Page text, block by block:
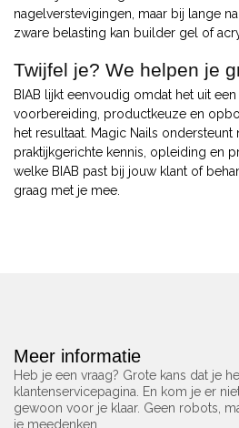
nagelverstevigingen, maar bij lange
zware belasting kan builder gel of
Twijfel je? We helpen je
BIAB lijkt eenvoudig omdat het uit
voorbereiding, productkeuze en
het resultaat. Magic Nails
praktijkgerichte kennis, opleiding en
welke BIAB past bij jouw klant of
graag met je mee.
Meer informatie
Heb je een vraag? Grote kans dat je
klantenservicepagina. En kom je er
gewoon voor je klaar. Geen robots,
je meedenken.